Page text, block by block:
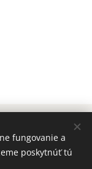
fungovanie a
poskytnúť tú